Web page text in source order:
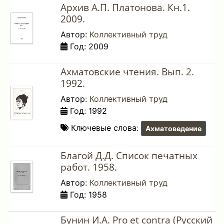
Архив А.П. Платонова. Кн.1.
2009.
Автор: Коллективный труд
Год: 2009
Ахматовские чтения. Вып. 2.
1992.
Автор: Коллективный труд
Год: 1992
Ключевые слова:
Ахматоведение
Благой Д.Д. Список печатных
работ. 1958.
Автор: Коллективный труд
Год: 1958
Бунин И.А. Pro et contra (Русский